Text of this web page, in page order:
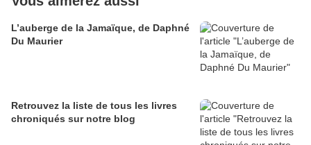
L’auberge de la Jamaïque, de Daphné
Du Maurier
Retrouvez la liste de tous les livres
chroniqués sur notre blog